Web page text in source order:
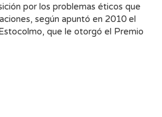
por los problemas éticos que
según apuntó en 2010 el
que le otorgó el Premio